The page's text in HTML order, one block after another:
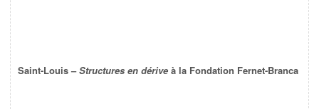
Saint-Louis –Structures en dérive à la Fondation Fernet-Branca